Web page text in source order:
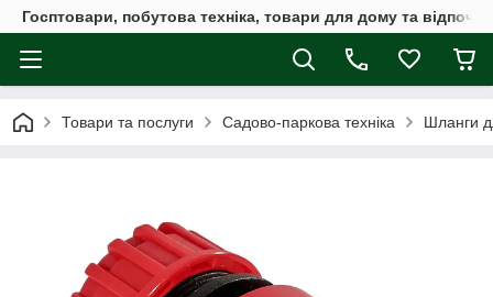
Госптовари, побутова техніка, товари для дому та
Товари та послуги Садово-паркова техніка Шланги